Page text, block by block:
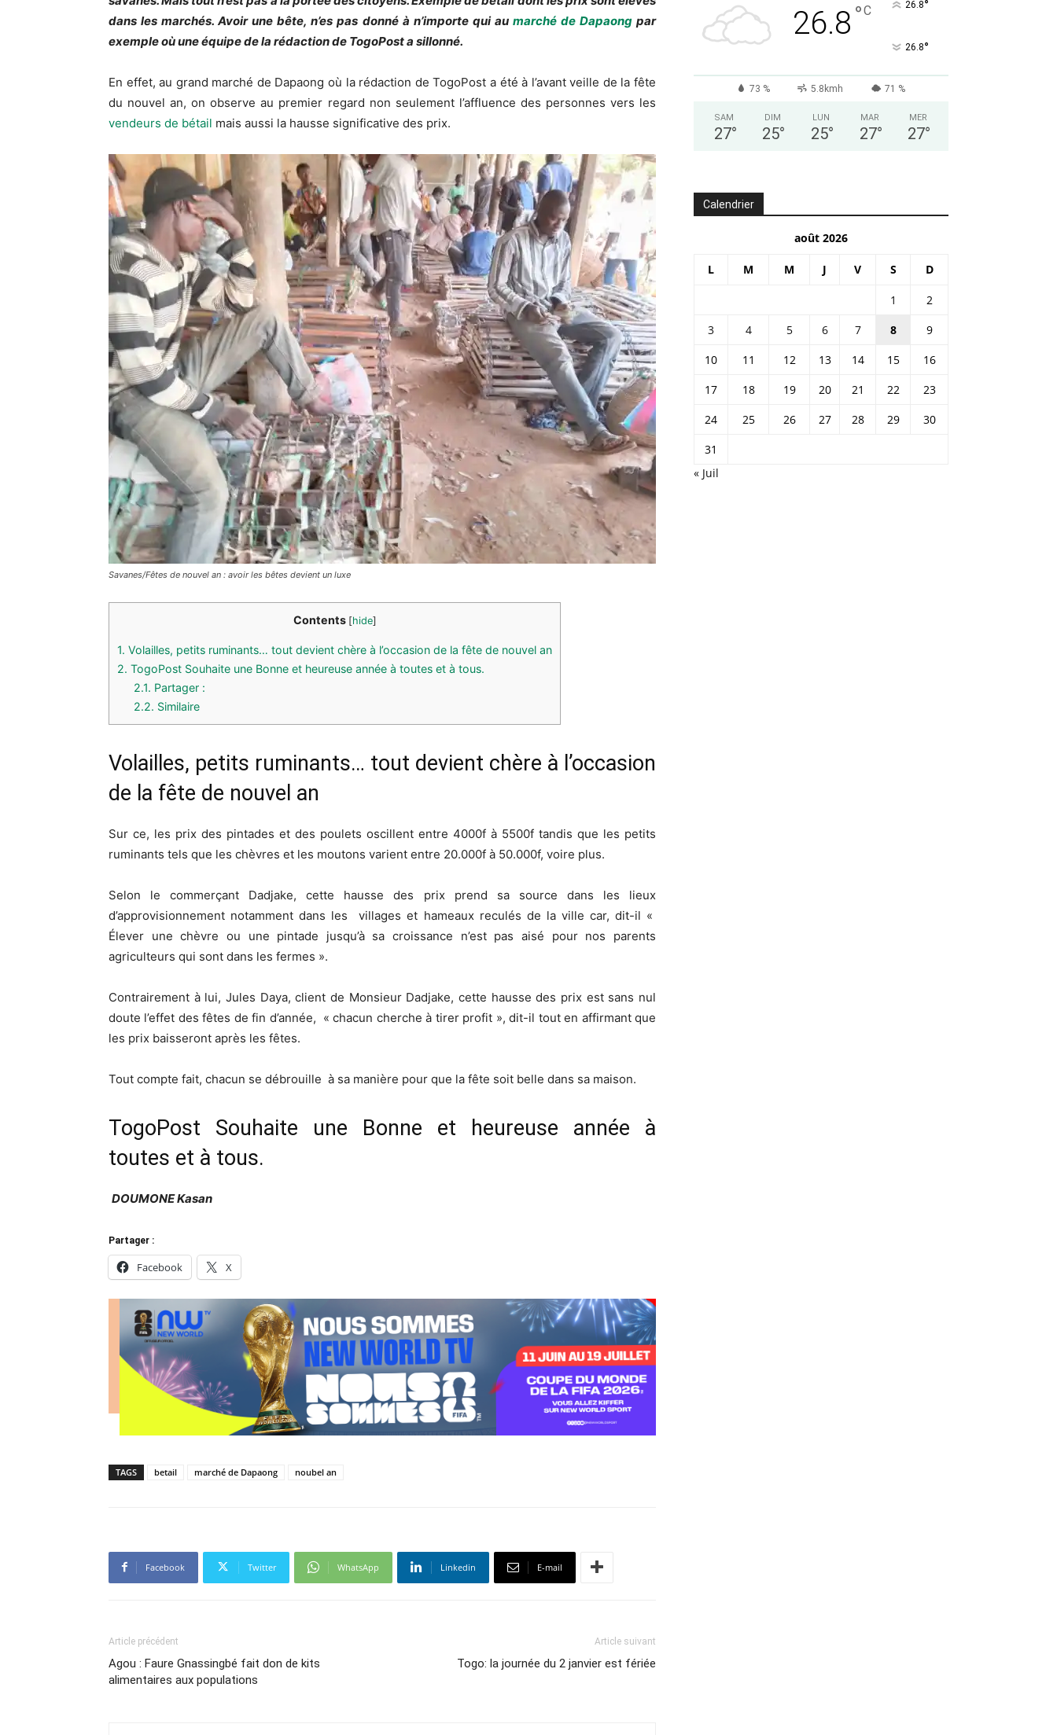
dans les marchés. Avoir une bête, n’es pas donné à n’importe qui au marché de Dapaongpar
exemple où une équipe de la rédaction de TogoPost a sillonné.
En effet, au grand marché de Dapaong où la rédaction de TogoPost a été à l’avant veille de la fête
du nouvel an, on observe au premier regard non seulement l’affluence des personnes vers les
vendeurs de bétail mais aussi la hausse significative des prix.
Savanes/Fêtes de nouvel an : avoir les bêtes devient un luxe
Contents [hide]
1. Volailles, petits ruminants… tout devient chère à l’occasion de la fête de nouvel an
2. TogoPost Souhaite une Bonne et heureuse année à toutes et à tous.
2.1. Partager :
2.2. Similaire
Volailles, petits ruminants… tout devient chère à l’occasion
de la fête de nouvel an
Sur ce, les prix des pintades et des poulets oscillent entre 4000f à 5500f tandis que les petits
ruminants tels que les chèvres et les moutons varient entre 20.000f à 50.000f, voire plus.
Selon le commerçant Dadjake, cette hausse des prix prend sa source dans les lieux
d’approvisionnement notamment dans les villages et hameaux reculés de la ville car, dit-il «
Élever une chèvre ou une pintade jusqu’à sa croissance n’est pas aisé pour nos parents
agriculteurs qui sont dans les fermes ».
Contrairement à lui, Jules Daya, client de Monsieur Dadjake, cette hausse des prix est sans nul
doute l’effet des fêtes de fin d’année, « chacun cherche à tirer profit », dit-il tout en affirmant que
les prix baisseront après les fêtes.
Tout compte fait, chacun se débrouille à sa manière pour que la fête soit belle dans sa maison.
TogoPost Souhaite une Bonne et heureuse année à
toutes et à tous.
DOUMONE Kasan
Partager :
Facebook X
TAGS betail marché de Dapaong noubel an
Facebook Twitter WhatsApp Linkedin E-mail
Article précédent
Agou : Faure Gnassingbé fait don de kits
alimentaires aux populations
Article suivant
Togo: la journée du 2 janvier est fériée
26.8 °C 26.8°
26.8°
73 % 5.8kmh 71 %
SAM
27°
DIM
25°
LUN
25°
MAR
27°
MER
27°
Calendrier
août 2026
L M M J V S D
1
2
3
4 5 6 7 8
9
10
11 12 13 14 15
16
17
18 19 20 21 22
23
24
25 26 27 28 29
30
31
« Juil